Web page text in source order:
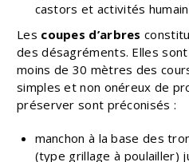
castors et activités
Les coupes d’arbres
des désagréments. Elles
moins de 30 mètres des
simples et non onéreux de
préserver sont préconisés :
manchon à la base des
(type grillage à poulailler)